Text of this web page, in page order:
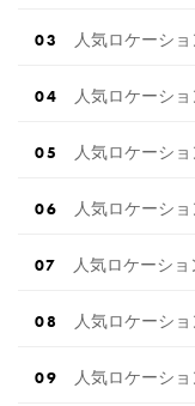
人気ロケーシ
人気ロケーシ
人気ロケーシ
人気ロケーショ
人気ロケーシ
人気ロケーシ
人気ロケーシ